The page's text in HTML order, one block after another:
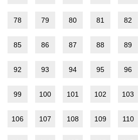
78 79 80 81 82
85 86 87 88 89
92 93 94 95 96
99 100 101 102 103
106 107 108 109 110